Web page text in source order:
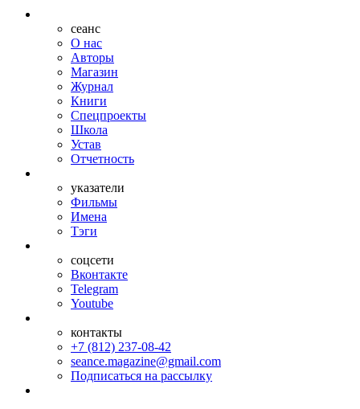
сеанс
О нас
Авторы
Магазин
Журнал
Книги
Спецпроекты
Школа
Устав
Отчетность
указатели
Фильмы
Имена
Тэги
соцсети
Вконтакте
Telegram
Youtube
контакты
+7 (812) 237-08-42
seance.magazine@gmail.com
Подписаться на рассылку